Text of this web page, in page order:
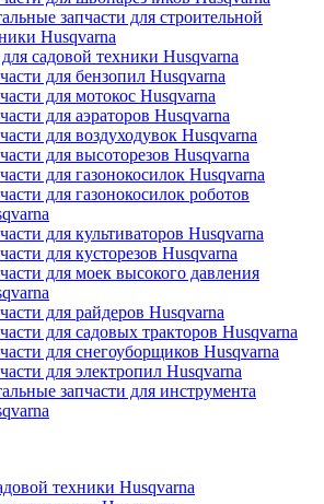
запчасти для строительной
Husqvarna
садовой техники Husqvarna
для бензопил Husqvarna
для мотокос Husqvarna
для аэраторов Husqvarna
для воздуходувок Husqvarna
для высоторезов Husqvarna
для газонокосилок Husqvarna
для газонокосилок роботов
для культиваторов Husqvarna
для кусторезов Husqvarna
для моек высокого давления
для райдеров Husqvarna
для садовых тракторов Husqvarna
для снегоуборщиков Husqvarna
для электропил Husqvarna
запчасти для инструмента
техники Husqvarna